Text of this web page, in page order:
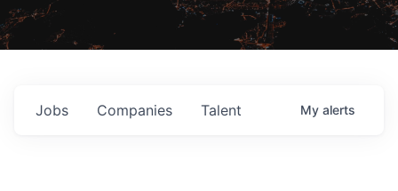
Jobs Companies Talent My alerts